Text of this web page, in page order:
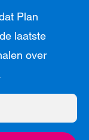
Plan
laatste
over